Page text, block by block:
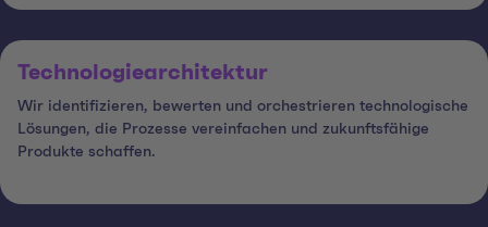
Technologiearchitektur
Wir identifizieren, bewerten und orchestrieren technologische
Lösungen, die Prozesse vereinfachen und zukunftsfähige
Produkte schaffen.